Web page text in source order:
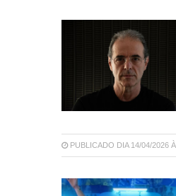
PUBLICADO DIA 14/04/2026